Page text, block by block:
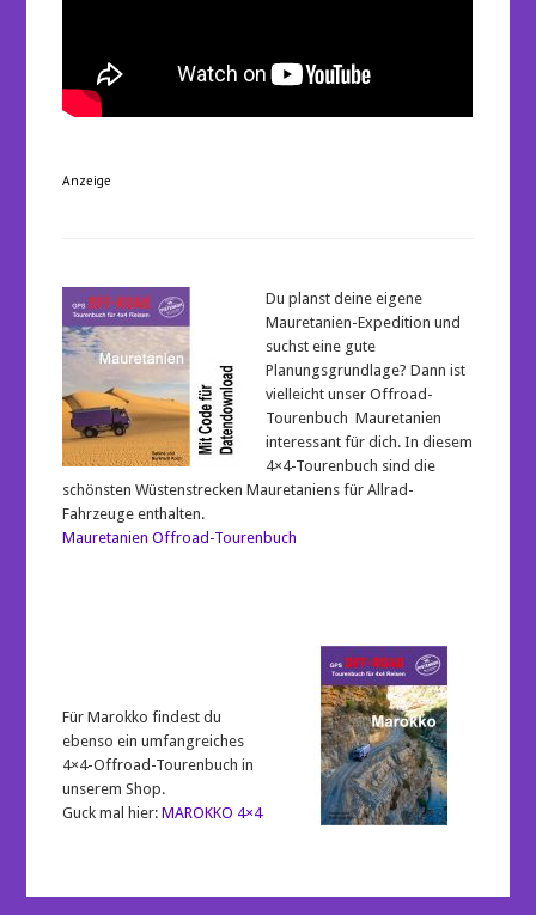
Anzeige
Du planst deine eigene
Mauretanien-Expedition und
suchst eine gute
Planungsgrundlage? Dann ist
vielleicht unser Offroad-
Tourenbuch Mauretanien
interessant für dich. In diesem
4×4-Tourenbuch sind die
schönsten Wüstenstrecken Mauretaniens für Allrad-
Fahrzeuge enthalten.
Mauretanien Offroad-Tourenbuch
Für Marokko findest du
ebenso ein umfangreiches
4×4-Offroad-Tourenbuch in
unserem Shop.
Guck mal hier:MAROKKO 4×4